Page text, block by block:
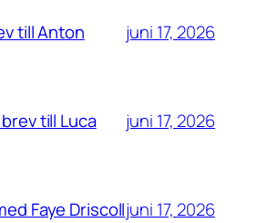
till Anton juni 17, 2026
till Luca juni 17, 2026
Faye Driscolljuni 17, 2026